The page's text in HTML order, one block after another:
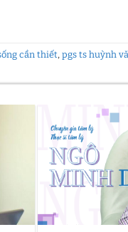
cần thiết, pgs ts huỳnh